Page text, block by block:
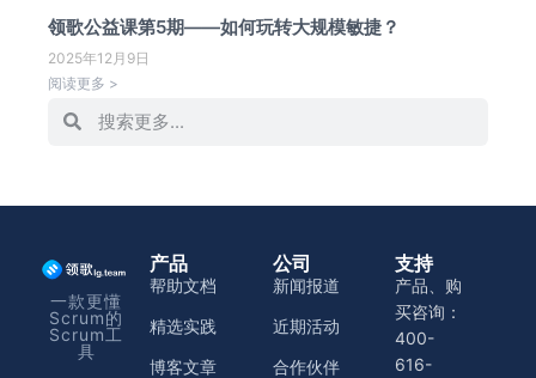
领歌公益课第5期——如何玩转大规模敏捷？
2025年12月9日
阅读更多 >
一款更懂
Scrum的
Scrum工
具
产品
帮助文档
精选实践
博客文章
公司
新闻报道
近期活动
合作伙伴
支持
产品、购
买咨询：
400-
616-